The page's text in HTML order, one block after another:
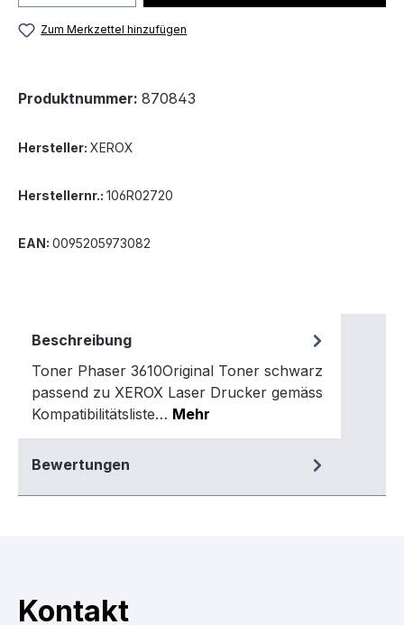
Zum Merkzettel hinzufügen
Produktnummer: 870843
Hersteller: XEROX
Herstellernr.: 106R02720
EAN: 0095205973082
Beschreibung
Toner Phaser 3610Original Toner schwarz
passend zu XEROX Laser Drucker gemäss
Kompatibilitätsliste… Mehr
Bewertungen
Kontakt